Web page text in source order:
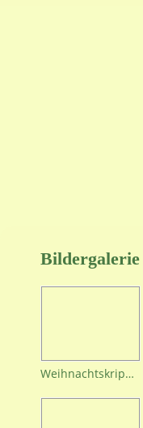
Bildergalerie
Weihnachtskrippe (1)